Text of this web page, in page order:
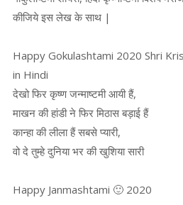
कीजिये इस लेख के साथ |
Happy Gokulashtami 2020 Shri
in Hindi
देखो फिर कृष्ण जन्माष्टमी आयी हैं,
माखन की हांडी ने फिर मिठास बड़ाई हैं
कान्हा की लीला हैं सबसे प्यारी,
वो दे तुम्हे दुनिया भर की खुशिया सारी
Happy Janmashtami 🙂 2020